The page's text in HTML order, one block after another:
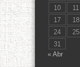
10
11
17
18
24
25
31
« Abr